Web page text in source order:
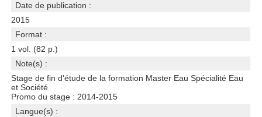
Date de publication :
2015
Format :
1 vol. (82 p.)
Note(s) :
Stage de fin d'étude de la formation Master Eau Spécialité Eau
et Société
Promo du stage : 2014-2015
Langue(s) :